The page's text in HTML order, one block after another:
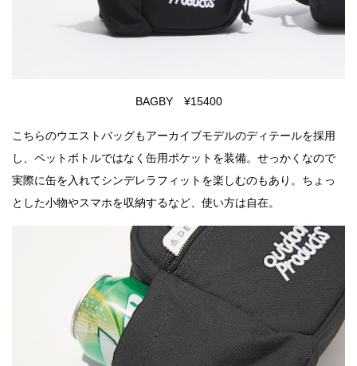
BAGBY ¥15400
こちらのウエストバッグもアーカイブモデルのディテールを採用
し、ペットボトルではなく缶用ポケットを装備。せっかくなので
実際に缶を入れてシンデレラフィットを楽しむのもあり。ちょっ
とした小物やスマホを収納するなど、使い方は自在。